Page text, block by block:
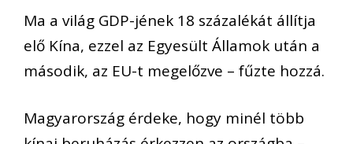
Ma a világ GDP-jének 18 százalékát állítja
elő Kína, ezzel az Egyesült Államok után a
második, az EU-t megelőzve – fűzte hozzá.
Magyarország érdeke, hogy minél több